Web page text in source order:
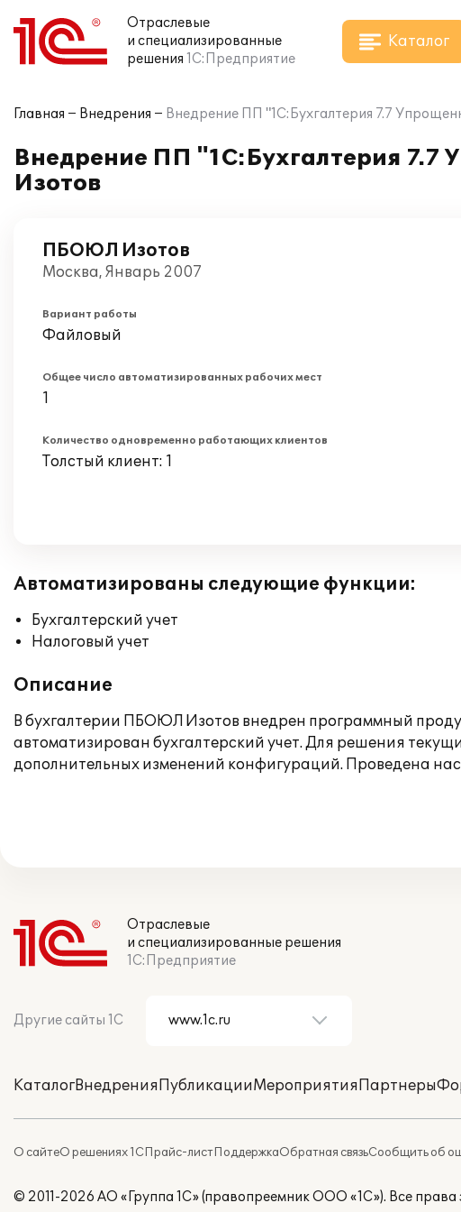
Отраслевые
и специализированные
решения 1С:Предприятие
Каталог
Главная Внедрения Внедрение ПП "1С:Бухгалтерия 7.7
Внедрение ПП "1С:Бухгалтерия
Изотов
ПБОЮЛ Изотов
Москва, Январь 2007
Вариант работы
Файловый
Общее число автоматизированных рабочих мест
1
Количество одновременно работающих клиентов
Толстый клиент: 1
Автоматизированы следующие функции:
Бухгалтерский учет
Налоговый учет
Описание
В бухгалтерии ПБОЮЛ Изотов внедрен программный
автоматизирован бухгалтерский учет. Для решения
дополнительных изменений конфигураций. Проведена
Отраслевые
и специализированные решения
1С:Предприятие
Другие сайты 1С
КаталогВнедренияПубликацииМероприятияПартнеры
О сайтеО решениях 1СПрайс-листПоддержкаОбратная связьСообщить об
© 2011-2026 АО «Группа 1С» (правопреемник ООО «1С»). Все